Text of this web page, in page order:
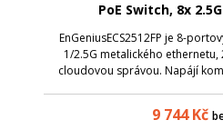
PoE Switch, 8x
EnGeniusECS2512FP je 8-
1/2.5G metalického ethernetu,
cloudovou správou. Napájí
9 744Kč